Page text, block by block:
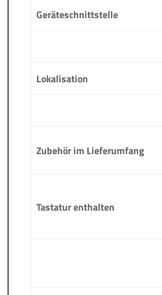
Geräteschnittstelle
Lokalisation
Zubehör im Lieferumfang
Tastatur enthalten